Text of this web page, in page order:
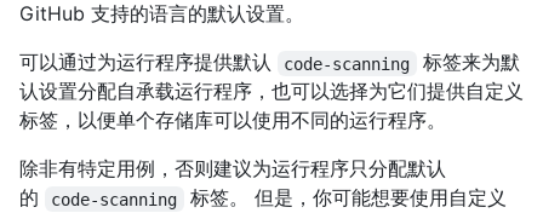
GitHub 支持的语言的默认设置。
可以通过为运行程序提供默认
code-scanning
标签来为默
认设置分配自承载运行程序，也可以选择为它们提供自定义
标签，以便单个存储库可以使用不同的运行程序。
除非有特定用例，否则建议为运行程序只分配默认
的
code-scanning
标签。 但是，你可能想要使用自定义